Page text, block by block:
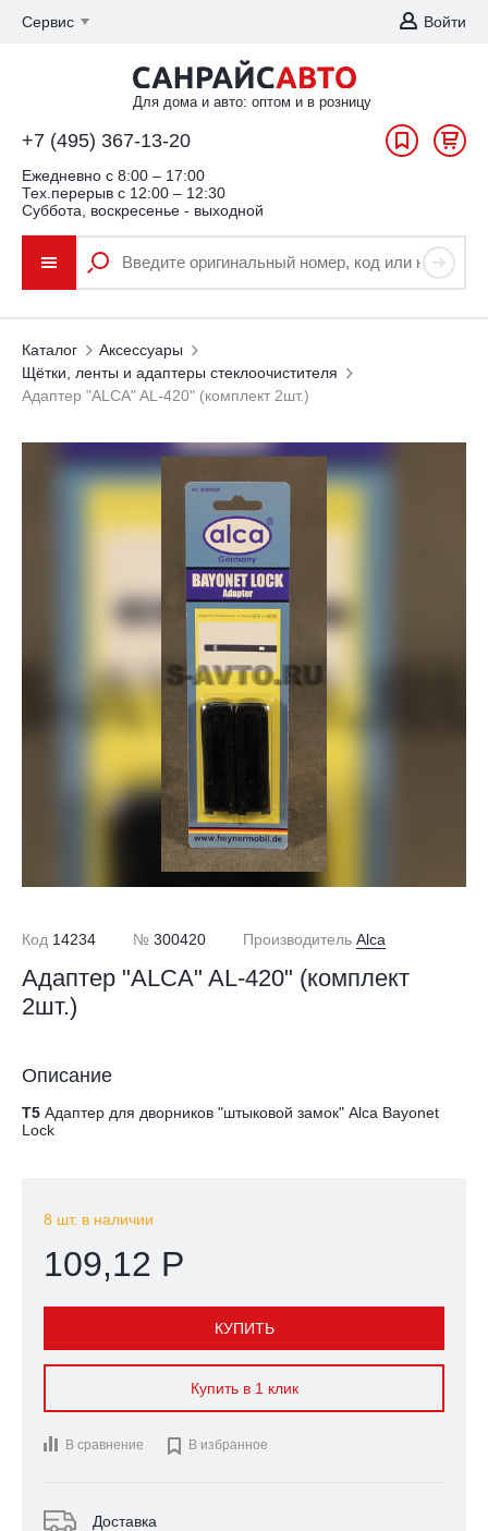
Сервис Войти
Для дома и авто: оптом и в розницу
+7 (495) 367-13-20
Ежедневно c 8:00 – 17:00
Тех.перерыв с 12:00 – 12:30
Суббота, воскресенье - выходной
Каталог
Аксессуары
Щётки, ленты и адаптеры стеклоочистителя
Адаптер "ALCA" AL-420" (комплект 2шт.)
Код 14234 № 300420 Производитель Alca
Адаптер "ALCA" AL-420" (комплект
2шт.)
Описание
T5 Адаптер для дворников "штыковой замок" Alca Bayonet
Lock
8 шт. в наличии
109,12 Р
КУПИТЬ
Купить в 1 клик
В сравнение  В избранное
Доставка